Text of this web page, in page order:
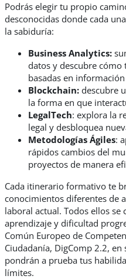
Podrás elegir tu propio
desconocidas donde cada
la sabiduría:
Business Analytics:
datos y descubre cómo
basadas en
Blockchain: descubre
la forma en que
LegalTech: explora la
legal y desbloquea
Metodologías Ágiles:
rápidos cambios del
proyectos de manera
Cada itinerario formativo te
conocimientos diferentes de
laboral actual. Todos ellos
aprendizaje y dificultad
Común Europeo de
Ciudadanía, DigComp 2.2,
pondrán a prueba tus
límites.